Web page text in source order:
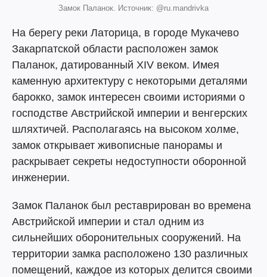
Замок Паланок. Источник: @ru.mandrivka
На берегу реки Латорица, в городе Мукачево
Закарпатской области расположен замок
Паланок, датированный XIV веком. Имея
каменную архитектуру с некоторыми деталями
барокко, замок интересен своими историями о
господстве Австрийской империи и венгерских
шляхтичей. Располагаясь на высоком холме,
замок открывает живописные панорамы и
раскрывает секреты недоступности оборонной
инженерии.
Замок Паланок был реставрирован во времена
Австрийской империи и стал одним из
сильнейших оборонительных сооружений. На
территории замка расположено 130 различных
помещений, каждое из которых делится своими